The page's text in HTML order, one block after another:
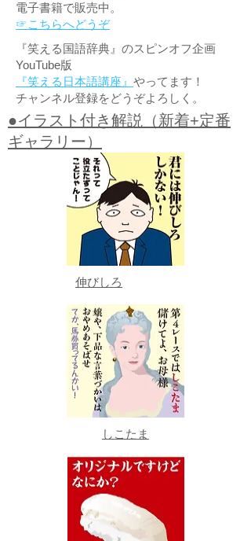
電子書籍で販売中。
☞こちらへどうぞ
『笑える国語辞典』のスピンオフ企画
YouTube版
『笑える日本語講座』 やってます！
チャンネル登録をどうぞよろしく。
●イラスト付き解説（新着+定番
ギャラリー）
伸びしろ
しこたま